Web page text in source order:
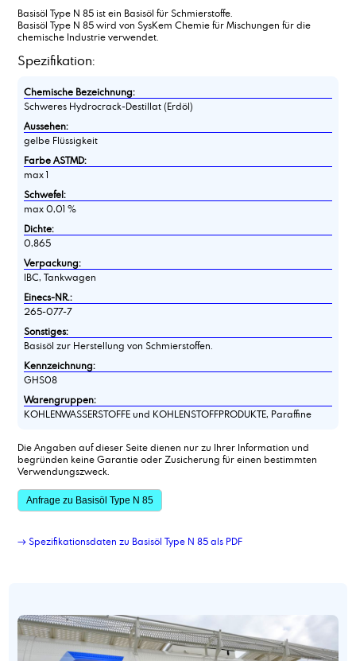
Basisöl Type N 85 ist ein Basisöl für Schmierstoffe.
Basisöl Type N 85 wird von SysKem Chemie für Mischungen für die
chemische Industrie verwendet.
Spezifikation:
Chemische Bezeichnung:
Schweres Hydrocrack-Destillat (Erdöl)
Aussehen:
gelbe Flüssigkeit
Farbe ASTMD:
max 1
Schwefel:
max 0,01 %
Dichte:
0,865
Verpackung:
IBC, Tankwagen
Einecs-NR.:
265-077-7
Sonstiges:
Basisöl zur Herstellung von Schmierstoffen.
Kennzeichnung:
GHS08
Warengruppen:
KOHLENWASSERSTOFFE und KOHLENSTOFFPRODUKTE, Paraffine
Die Angaben auf dieser Seite dienen nur zu Ihrer Information und
begründen keine Garantie oder Zusicherung für einen bestimmten
Verwendungszweck.
Anfrage zu Basisöl Type N 85
→ Spezifikationsdaten zu Basisöl Type N 85 als PDF